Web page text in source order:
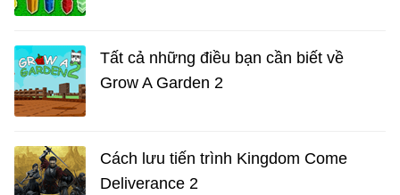
Tất cả những điều bạn cần biết về
Grow A Garden 2
Cách lưu tiến trình Kingdom Come
Deliverance 2